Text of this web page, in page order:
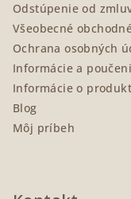
Odstúpenie od
Všeobecné
Ochrana osobných
Informácie a
Informácie o
Blog
Môj príbeh